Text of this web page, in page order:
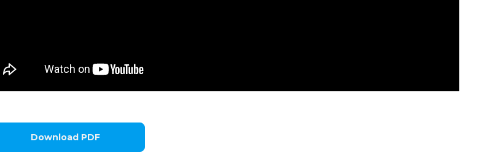
Download PDF